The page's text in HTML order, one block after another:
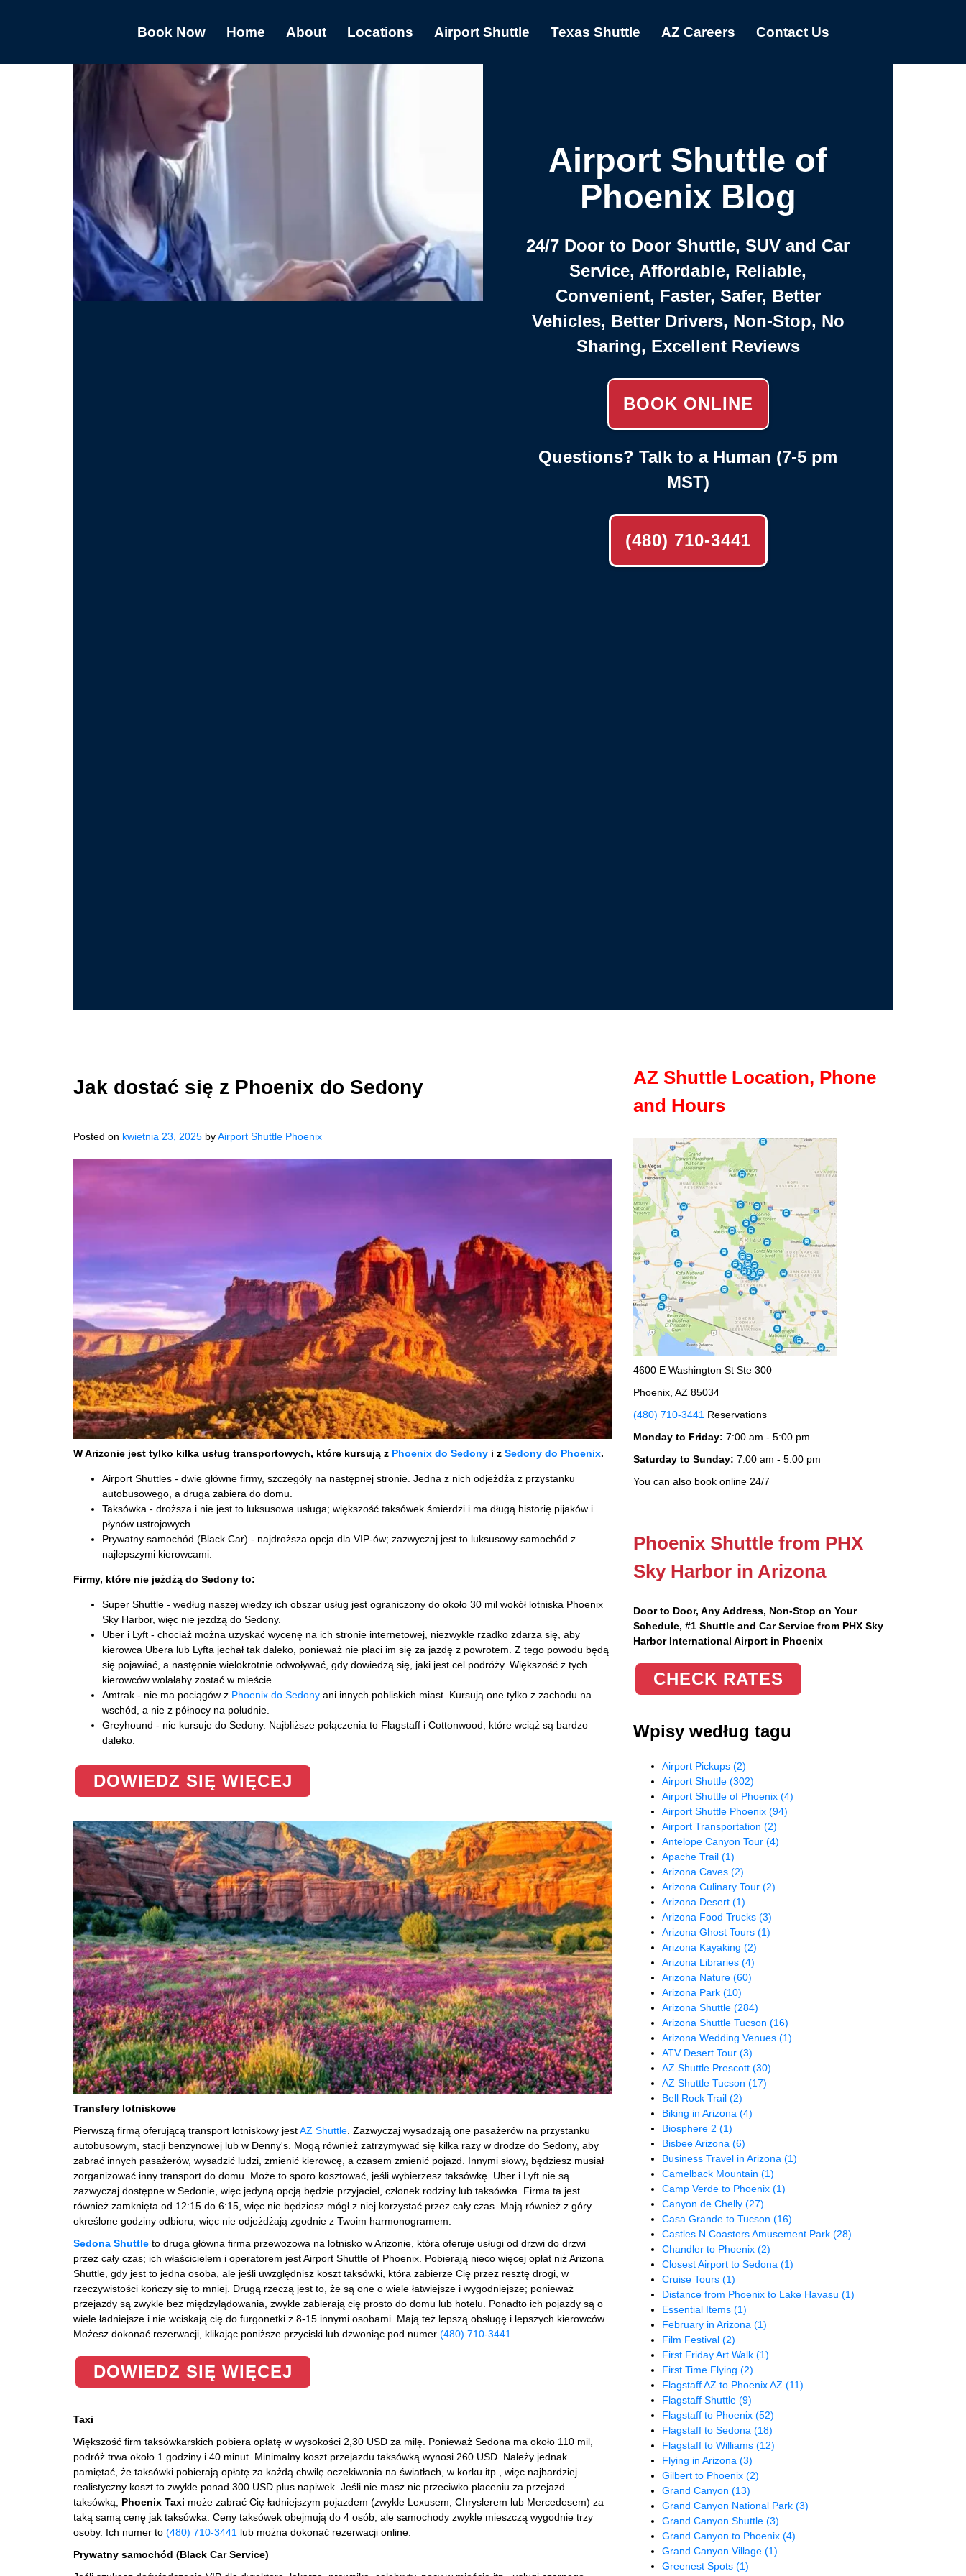
Book Now Home About Locations Airport Shuttle Texas Shuttle AZ Careers Contact Us
Airport Shuttle of
Phoenix Blog
24/7 Door to Door Shuttle, SUV and Car
Service, Affordable, Reliable,
Convenient, Faster, Safer, Better
Vehicles, Better Drivers, Non-Stop, No
Sharing, Excellent Reviews
BOOK ONLINE
Questions? Talk to a Human (7-5 pm
MST)
(480) 710-3441
Jak dostać się z Phoenix do Sedony
Posted on kwietnia 23, 2025 byAirport Shuttle Phoenix
W Arizonie jest tylko kilka usług transportowych, które kursują z Phoenix do Sedony i z Sedony do Phoenix.
Airport Shuttles - dwie główne firmy, szczegóły na następnej stronie. Jedna z nich odjeżdża z przystanku
autobusowego, a druga zabiera do domu.
Taksówka - droższa i nie jest to luksusowa usługa; większość taksówek śmierdzi i ma długą historię pijaków i
płynów ustrojowych.
Prywatny samochód (Black Car) - najdroższa opcja dla VIP-ów; zazwyczaj jest to luksusowy samochód z
najlepszymi kierowcami.
Firmy, które nie jeżdżą do Sedony to:
Super Shuttle - według naszej wiedzy ich obszar usług jest ograniczony do około 30 mil wokół lotniska Phoenix
Sky Harbor, więc nie jeżdżą do Sedony.
Uber i Lyft - chociaż można uzyskać wycenę na ich stronie internetowej, niezwykle rzadko zdarza się, aby
kierowca Ubera lub Lyfta jechał tak daleko, ponieważ nie płaci im się za jazdę z powrotem. Z tego powodu będą
się pojawiać, a następnie wielokrotnie odwoływać, gdy dowiedzą się, jaki jest cel podróży. Większość z tych
kierowców wolałaby zostać w mieście.
Amtrak - nie ma pociągów z Phoenix do Sedony ani innych pobliskich miast. Kursują one tylko z zachodu na
wschód, a nie z północy na południe.
Greyhound - nie kursuje do Sedony. Najbliższe połączenia to Flagstaff i Cottonwood, które wciąż są bardzo
daleko.
DOWIEDZ SIĘ WIĘCEJ
Transfery lotniskowe
Pierwszą firmą oferującą transport lotniskowy jestAZ Shuttle. Zazwyczaj wysadzają one pasażerów na przystanku
autobusowym, stacji benzynowej lub w Denny's. Mogą również zatrzymywać się kilka razy w drodze do Sedony, aby
zabrać innych pasażerów, wysadzić ludzi, zmienić kierowcę, a czasem zmienić pojazd. Innymi słowy, będziesz musiał
zorganizować inny transport do domu. Może to sporo kosztować, jeśli wybierzesz taksówkę. Uber i Lyft nie są
zazwyczaj dostępne w Sedonie, więc jedyną opcją będzie przyjaciel, członek rodziny lub taksówka. Firma ta jest
również zamknięta od 12:15 do 6:15, więc nie będziesz mógł z niej korzystać przez cały czas. Mają również z góry
określone godziny odbioru, więc nie odjeżdżają zgodnie z Twoim harmonogramem.
Sedona Shuttle to druga główna firma przewozowa na lotnisko w Arizonie, która oferuje usługi od drzwi do drzwi
przez cały czas; ich właścicielem i operatorem jest Airport Shuttle of Phoenix. Pobierają nieco więcej opłat niż Arizona
Shuttle, gdy jest to jedna osoba, ale jeśli uwzględnisz koszt taksówki, która zabierze Cię przez resztę drogi, w
rzeczywistości kończy się to mniej. Drugą rzeczą jest to, że są one o wiele łatwiejsze i wygodniejsze; ponieważ
przejazdy są zwykle bez międzylądowania, zwykle zabierają cię prosto do domu lub hotelu. Ponadto ich pojazdy są o
wiele ładniejsze i nie wciskają cię do furgonetki z 8-15 innymi osobami. Mają też lepszą obsługę i lepszych kierowców.
Możesz dokonać rezerwacji, klikając poniższe przyciski lub dzwoniąc pod numer (480) 710-3441.
DOWIEDZ SIĘ WIĘCEJ
Taxi
Większość firm taksówkarskich pobiera opłatę w wysokości 2,30 USD za milę. Ponieważ Sedona ma około 110 mil,
podróż trwa około 1 godziny i 40 minut. Minimalny koszt przejazdu taksówką wynosi 260 USD. Należy jednak
pamiętać, że taksówki pobierają opłatę za każdą chwilę oczekiwania na światłach, w korku itp., więc najbardziej
realistyczny koszt to zwykle ponad 300 USD plus napiwek. Jeśli nie masz nic przeciwko płaceniu za przejazd
taksówką, Phoenix Taxi może zabrać Cię ładniejszym pojazdem (zwykle Lexusem, Chryslerem lub Mercedesem) za
taką samą cenę jak taksówka. Ceny taksówek obejmują do 4 osób, ale samochody zwykle mieszczą wygodnie trzy
osoby. Ich numer to (480) 710-3441 lub można dokonać rezerwacji online.
Prywatny samochód (Black Car Service)
AZ Shuttle Location, Phone
and Hours
4600 E Washington St Ste 300
Phoenix, AZ 85034
(480) 710-3441 Reservations
Monday to Friday: 7:00 am - 5:00 pm
Saturday to Sunday: 7:00 am - 5:00 pm
You can also book online 24/7
Phoenix Shuttle from PHX
Sky Harbor in Arizona
Door to Door, Any Address, Non-Stop on Your
Schedule, #1 Shuttle and Car Service from PHX Sky
Harbor International Airport in Phoenix
CHECK RATES
Wpisy według tagu
Airport Pickups(2)
Airport Shuttle(302)
Airport Shuttle of Phoenix(4)
Airport Shuttle Phoenix(94)
Airport Transportation(2)
Antelope Canyon Tour(4)
Apache Trail(1)
Arizona Caves(2)
Arizona Culinary Tour(2)
Arizona Desert(1)
Arizona Food Trucks(3)
Arizona Ghost Tours(1)
Arizona Kayaking(2)
Arizona Libraries(4)
Arizona Nature(60)
Arizona Park(10)
Arizona Shuttle(284)
Arizona Shuttle Tucson(16)
Arizona Wedding Venues(1)
ATV Desert Tour(3)
AZ Shuttle Prescott(30)
AZ Shuttle Tucson(17)
Bell Rock Trail(2)
Biking in Arizona(4)
Biosphere 2(1)
Bisbee Arizona(6)
Business Travel in Arizona(1)
Camelback Mountain(1)
Camp Verde to Phoenix(1)
Canyon de Chelly(27)
Casa Grande to Tucson(16)
Castles N Coasters Amusement Park(28)
Chandler to Phoenix(2)
Closest Airport to Sedona(1)
Cruise Tours(1)
Distance from Phoenix to Lake Havasu(1)
Essential Items(1)
February in Arizona(1)
Film Festival(2)
First Friday Art Walk(1)
First Time Flying(2)
Flagstaff AZ to Phoenix AZ(11)
Flagstaff Shuttle(9)
Flagstaff to Phoenix(52)
Flagstaff to Sedona(18)
Flagstaff to Williams(12)
Flying in Arizona(3)
Gilbert to Phoenix(2)
Grand Canyon(13)
Grand Canyon National Park(3)
Grand Canyon Shuttle(3)
Grand Canyon to Phoenix(4)
Grand Canyon Village(1)
Greenest Spots(1)